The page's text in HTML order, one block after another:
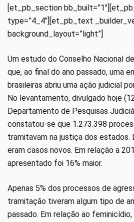
[et_pb_section
type=”4_4″][et_pb_text
background_layout=”light”]
Um estudo do Conselho Nacional
que, ao final do ano passado, uma
brasileiras abriu uma ação judicial
No levantamento, divulgado hoje
Departamento de Pesquisas
constatou-se que 1.273.398
tramitavam na justiça dos estados.
eram casos novos. Em relação a
apresentado foi 16% maior.
Apenas 5% dos processos de
tramitação tiveram algum tipo de
passado. Em relação ao